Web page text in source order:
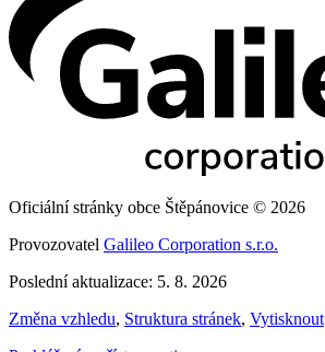
Oficiální stránky obce Štěpánovice © 2026
Provozovatel Galileo Corporation s.r.o.
Poslední aktualizace: 5. 8. 2026
Změna vzhledu, Struktura stránek, Vytisknout